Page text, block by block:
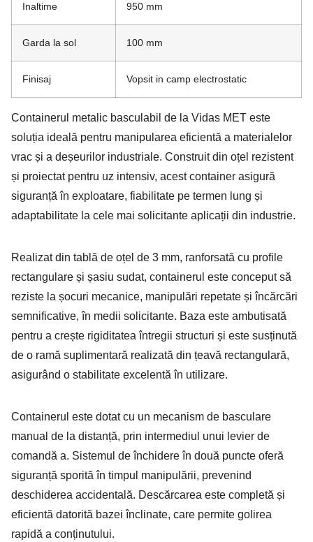
Inaltime 950 mm
Garda la sol 100 mm
Finisaj Vopsit in camp electrostatic
Containerul metalic basculabil de la Vidas MET este
soluția ideală pentru manipularea eficientă a materialelor
vrac și a deșeurilor industriale. Construit din oțel rezistent
și proiectat pentru uz intensiv, acest container asigură
siguranță în exploatare, fiabilitate pe termen lung și
adaptabilitate la cele mai solicitante aplicații din industrie.
Realizat din tablă de oțel de 3 mm, ranforsată cu profile
rectangulare și șasiu sudat, containerul este conceput să
reziste la șocuri mecanice, manipulări repetate și încărcări
semnificative, în medii solicitante. Baza este ambutisată
pentru a crește rigiditatea întregii structuri și este susținută
de o ramă suplimentară realizată din țeavă rectangulară,
asigurând o stabilitate excelentă în utilizare.
Containerul este dotat cu un mecanism de basculare
manual de la distanță, prin intermediul unui levier de
comandă a. Sistemul de închidere în două puncte oferă
siguranță sporită în timpul manipulării, prevenind
deschiderea accidentală. Descărcarea este completă și
eficientă datorită bazei înclinate, care permite golirea
rapidă a conținutului.